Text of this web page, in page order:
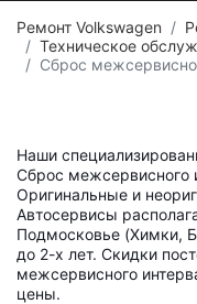
Ремонт Volkswagen
Техническое
Сброс
Наши
Сброс межсервисного
Оригинальные и
Автосервисы
Подмосковье (Химки,
до 2-х лет. Скидки
межсервисного
цены.